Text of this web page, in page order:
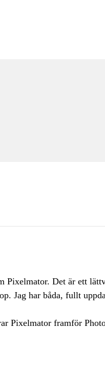
Pixelmator. Det är ett
Jag har båda, fullt
Pixelmator framför